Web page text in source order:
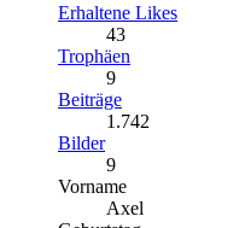
Erhaltene Likes
43
Trophäen
9
Beiträge
1.742
Bilder
9
Vorname
Axel